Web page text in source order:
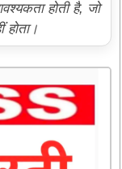
होती है, जो
होता।